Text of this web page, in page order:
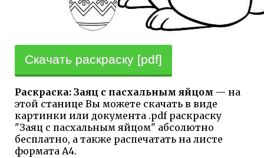
Скачать раскраску [pdf]
Раскраска: Заяц с пасхальным яйцом — на
этой станице Вы можете скачать в виде
картинки или документа .pdf раскраску
"Заяц с пасхальным яйцом" абсолютно
бесплатно, а также распечатать на листе
формата А4.